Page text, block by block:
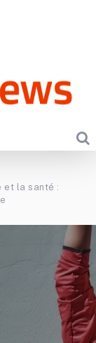
et la santé :